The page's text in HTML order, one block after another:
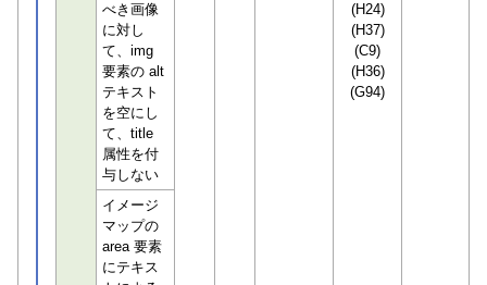
べき画像
に対し
て、img
要素の alt
テキスト
を空にし
て、title
属性を付
与しない
(H24)
(H37)
(C9)
(H36)
(G94)
イメージ
マップの
area 要素
にテキス